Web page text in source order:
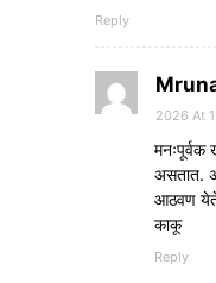
Reply
2026 At
मनःपूर्वक
असतात.
आठवण
काकू
Reply